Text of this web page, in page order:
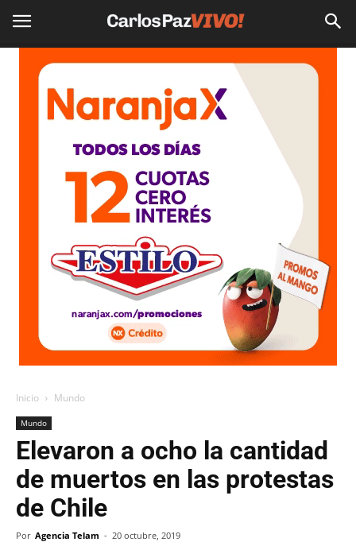
Inicio Mundo
Mundo
Elevaron a ocho la cantidad
de muertos en las protestas
de Chile
Por Agencia Telam - 20 octubre, 2019